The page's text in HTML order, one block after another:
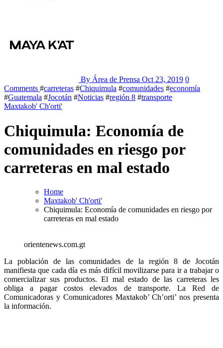
By Área de Prensa Oct 23, 2019 0
Comments #carreteras #Chiquimula #comunidades #economía
#Guatemala #Jocotán #Noticias #región 8 #transporte
Maxtakob' Ch'orti'
Chiquimula: Economía de
comunidades en riesgo por
carreteras en mal estado
Home
Maxtakob' Ch'orti'
Chiquimula: Economía de comunidades en riesgo por
carreteras en mal estado
orientenews.com.gt
La población de las comunidades de la región 8 de Jocotán
manifiesta que cada día es más difícil movilizarse para ir a trabajar o
comercializar sus productos. El mal estado de las carreteras les
obliga a pagar costos elevados de transporte. La Red de
Comunicadoras y Comunicadores Maxtakob’ Ch’orti’ nos presenta
la información.